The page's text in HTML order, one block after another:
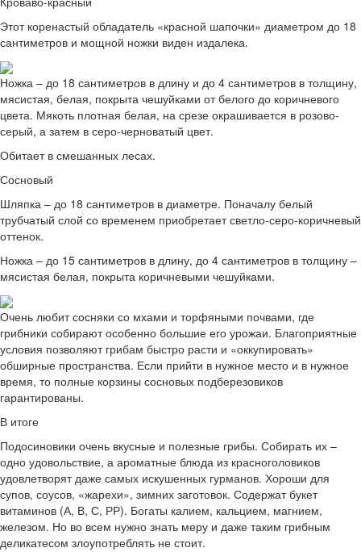
Этот коренастый обладатель «красной шапочки» диаметром до 18
сантиметров и мощной ножки виден издалека.
Ножка – до 18 сантиметров в длину и до 4 сантиметров в толщину,
мясистая, белая, покрыта чешуйками от белого до коричневого
цвета. Мякоть плотная белая, на срезе окрашивается в розово-
серый, а затем в серо-черноватый цвет.
Обитает в смешанных лесах.
Сосновый
Шляпка – до 18 сантиметров в диаметре. Поначалу белый
трубчатый слой со временем приобретает светло-серо-коричневый
оттенок.
Ножка – до 15 сантиметров в длину, до 4 сантиметров в толщину –
мясистая белая, покрыта коричневыми чешуйками.
Очень любит сосняки со мхами и торфяными почвами, где
грибники собирают особенно большие его урожаи. Благоприятные
условия позволяют грибам быстро расти и «оккупировать»
обширные пространства. Если прийти в нужное место и в нужное
время, то полные корзины сосновых подберезовиков
гарантированы.
В итоге
Подосиновики очень вкусные и полезные грибы. Собирать их –
одно удовольствие, а ароматные блюда из красноголовиков
удовлетворят даже самых искушенных гурманов. Хороши для
супов, соусов, «жарехи», зимних заготовок. Содержат букет
витаминов (А, В, С, РР). Богаты калием, кальцием, магнием,
железом. Но во всем нужно знать меру и даже таким грибным
деликатесом злоупотреблять не стоит.